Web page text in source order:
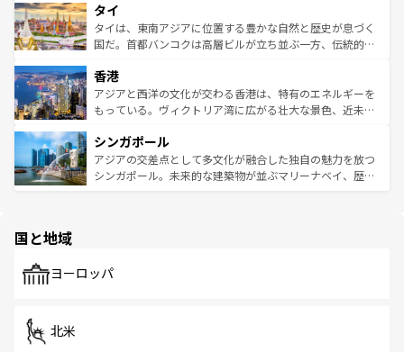
リティに包まれながら、韓国の多彩な魅力を心ゆくまで味
わってみてほしい。 なお、新着の韓国情報はコンテンツ一
覧を参照してほしい。
急速な発展と共に伝統が息づく。ハノイの古い町並みやホ
ーチミン市のフランス統治時代の建物も、独特の雰囲気を
醸し出している。また、バラエティの豊かさとおいしさで
とつ。フォーやバインミー、ベトナムコーヒーなどは、ぜ
ひ現地で味わいたい。どの地域を訪れてもあたたかい人々
が旅行者を迎えてくれるので、きっと忘れられない旅にな
参照してほしい。
タイ
タイは、東南アジアに位置する豊かな自然と歴史が息づく
国だ。首都バンコクは高層ビルが立ち並ぶ一方、伝統的な
の活気が交差している。北部ではチェンマイなどの山岳地
帯で自然と触れ合い、南部ではプーケットやクラビの美し
いビーチでリゾート気分を楽しむことができる。タイ料理
激する。気候は一年中温暖で、どの季節にも異なる楽しみ
が待っている。親しみやすいタイの人々、仏教を中心とし
た文化、そして多様な観光資源が、訪れる旅人を魅了し続
香港
アジアと西洋の文化が交わる香港は、特有のエネルギーを
もっている。ヴィクトリア湾に広がる壮大な景色、近未来
み、どこを訪れても感動するはず。観光スポットが密集し
ており、効率よく見どころを回れるのも魅力。息をのむよ
うな絶景から文化的な体験まで、香港を存分に楽しみ尽く
シンガポール
アジアの交差点として多文化が融合した独自の魅力を放つ
シンガポール。未来的な建築物が並ぶマリーナベイ、歴史
で、ホーカーズは地元の風情を楽しめる外せないスポット
国と地域
ヨーロッパ
北米